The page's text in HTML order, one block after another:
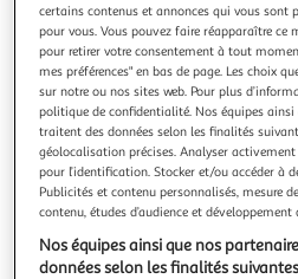
LIGHTFALL TOME 1 : LA
Tim
Aventure, amitié indéfectible,
créatures dignes d'Hayao
initiatique lumineuse et
Béa vit avec son grand-père, un
potions et gardien de la
disparaît m
En savoir +
Vous voulez connaître le
Afficher le
certains contenus et annonces qui vous sont
pour vous. Vous pouvez faire réapparaître ce
pour retirer votre consentement à tout
mes préférences" en bas de page. Les choix
sur notre ou nos sites web. Pour plus
politique de confidentialité. Nos équipes ainsi
traitent des données selon les finalités
géolocalisation précises. Analyser activement
pour l’identification. Stocker et/ou accéder à
Publicités et contenu personnalisés, mesure
contenu, études d’audience et développement
Nos équipes ainsi que nos
données selon les finalités